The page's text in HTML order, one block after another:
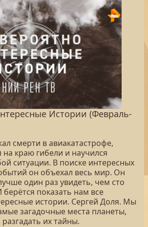
Истории (Февраль-
смерти в авиакатастрофе,
на краю гибели и научился
ситуации. В поиске интересных
он объехал весь мир. Он
один раз увидеть, чем сто
показать нам все
истории. Сергей Доля. Мы
загадочные места планеты,
их тайны.